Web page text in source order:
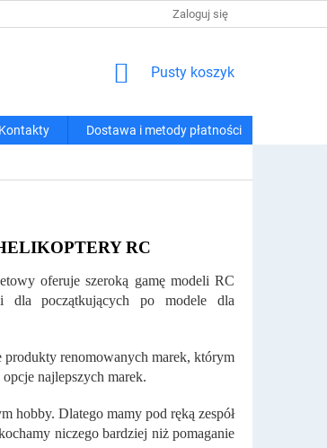
REGULAMIN ZAKUPÓW
Zaloguj się
KOSZYK
Pusty koszyk
Kontakty Dostawa i metody płatności
RC
oferuje szeroką gamę modeli RC
dla początkujących po modele dla
produkty renomowanych marek, którym
najlepszych marek.
hobby. Dlatego mamy pod ręką zespół
niczego bardziej niż pomaganie